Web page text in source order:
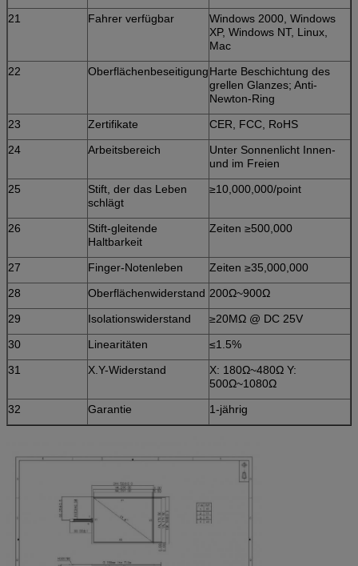
21
Fahrer verfügbar
Windows 2000, Windows
XP, Windows NT, Linux,
Mac
22
OberflächenbeseitigungHarte Beschichtung des
grellen Glanzes; Anti-
Newton-Ring
23
Zertifikate
CER, FCC, RoHS
24
Arbeitsbereich
Unter Sonnenlicht Innen-
und im Freien
25
Stift, der das Leben
schlägt
≥10,000,000/point
26
Stift-gleitende
Haltbarkeit
Zeiten ≥500,000
27 Finger-Notenleben
Zeiten ≥35,000,000
28
Oberflächenwiderstand 200Ω~900Ω
29
Isolationswiderstand
≥20MΩ @ DC 25V
30
Linearitäten
≤1.5%
31
X.Y-Widerstand
X: 180Ω~480Ω Y:
500Ω~1080Ω
32
Garantie 1-jährig